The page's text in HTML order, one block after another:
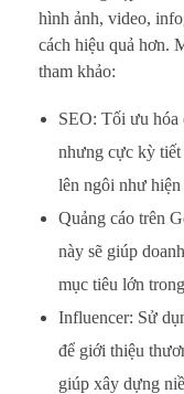
hình ảnh, video,
cách hiệu quả hơn.
tham khảo:
SEO: Tối ưu hóa
nhưng cực kỳ
lên ngôi như hiện
Quảng cáo trên
này sẽ giúp
mục tiêu lớn
Influencer: Sử
để giới thiệu
giúp xây dựng